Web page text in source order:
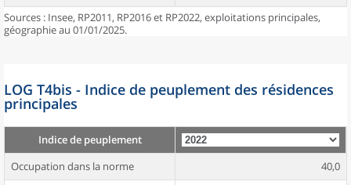
Sources : Insee, RP2011, RP2016 et RP2022, exploitations principales,
géographie au 01/01/2025.
LOG T4bis - Indice de peuplement des résidences
principales
Indice de peuplement
Occupation dans la norme
40,0